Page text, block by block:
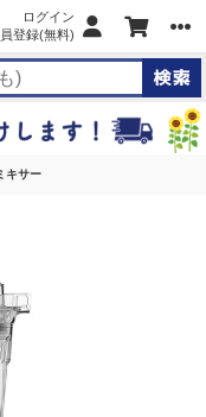
ログイン
登録(無料)
キサー